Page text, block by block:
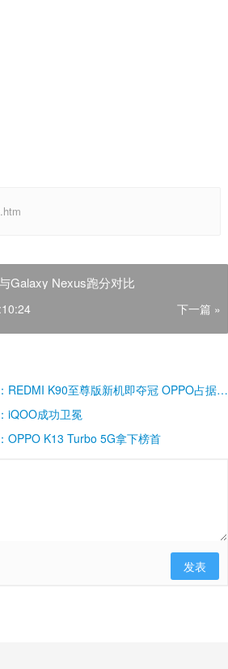
Galaxy Nexus跑分对比
下一篇 »
REDMI K90至尊版新机即夺冠 OPPO占据半
iQOO成功卫冕
OPPO K13 Turbo 5G拿下榜首
发表